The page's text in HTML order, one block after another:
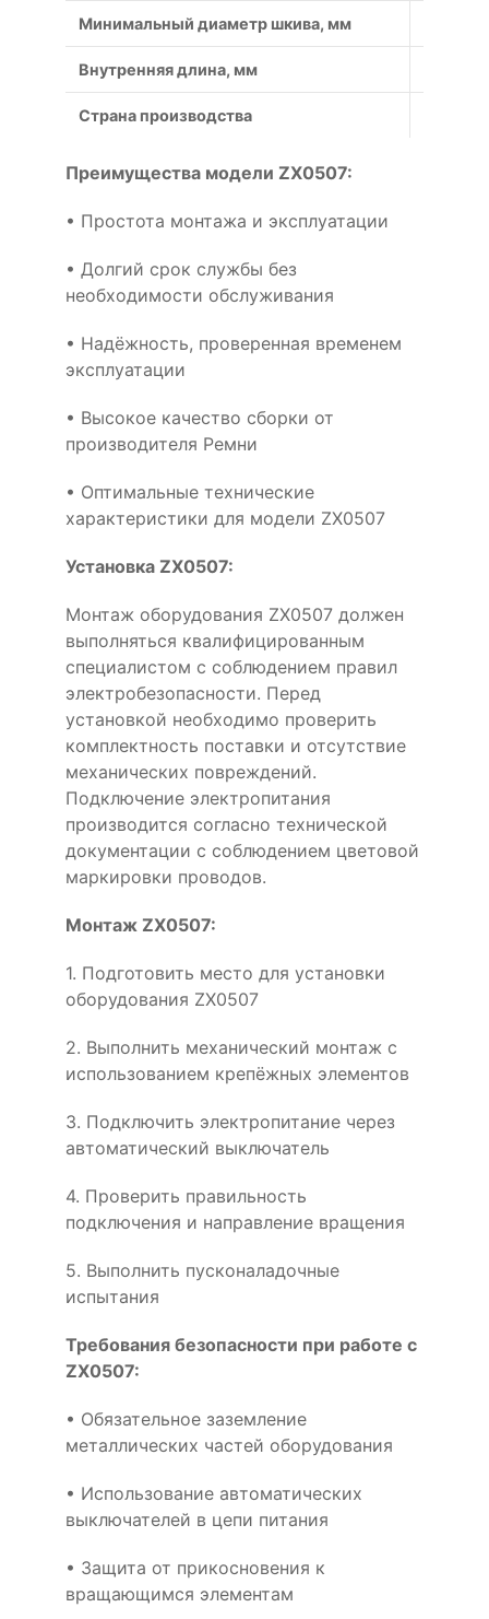
Минимальный диаметр шкива, мм
Внутренняя длина, мм
Страна производства
Преимущества модели ZX0507:
• Простота монтажа и эксплуатации
• Долгий срок службы без
необходимости обслуживания
• Надёжность, проверенная временем
эксплуатации
• Высокое качество сборки от
производителя Ремни
• Оптимальные технические
характеристики для модели ZX0507
Установка ZX0507:
Монтаж оборудования ZX0507 должен
выполняться квалифицированным
специалистом с соблюдением правил
электробезопасности. Перед
установкой необходимо проверить
комплектность поставки и отсутствие
механических повреждений.
Подключение электропитания
производится согласно технической
документации с соблюдением цветовой
маркировки проводов.
Монтаж ZX0507:
1. Подготовить место для установки
оборудования ZX0507
2. Выполнить механический монтаж с
использованием крепёжных элементов
3. Подключить электропитание через
автоматический выключатель
4. Проверить правильность
подключения и направление вращения
5. Выполнить пусконаладочные
испытания
Требования безопасности при работе с
ZX0507:
• Обязательное заземление
металлических частей оборудования
• Использование автоматических
выключателей в цепи питания
• Защита от прикосновения к
вращающимся элементам